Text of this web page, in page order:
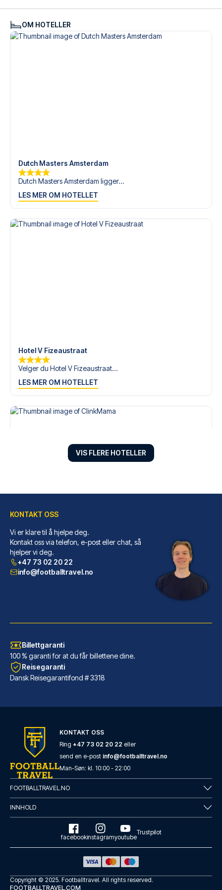
tilgjengelige på+47 73 02 20 22ellerherdersom du
Er du klar for å oppleve Ajax på Johan Cruijff ArenA mot
OM HOTELLER
Dutch Masters Amsterdam
Dutch Masters Amsterdam ligger...
LES MER OM HOTELLET
Hotel V Fizeaustraat
Velger du Hotel V Fizeaustraat...
LES MER OM HOTELLET
ClinkMama
Velger du ClinkMama bor du i h...
LES MER OM HOTELLET
Conscious Hotel Westerpark
Har du Conscious Hotel Westerp...
LES MER OM HOTELLET
VIS FLERE HOTELLER
KONTAKT OSS
Vi er klare til å hjelpe deg.
Kontakt oss via telefon, e-post eller chat, så
hjelper vi deg.
+47 73 02 20 22
info@footballtravel.no
Billettgaranti
100 % garanti for at du får billettene dine.
Reisegaranti
Dansk Reisegarantifond # 3318
KONTAKT OSS
Ring +47 73 02 20 22 eller
send en e-post info@footballtravel.no
Man-Søn: kl. 10:00 - 22:00
FOOTBALLTRAVEL.NO
INNHOLD
facebookinstagramyoutube
Trustpilot
Copyright © 2025. Footballtravel. All rights reserved.
FOOTBALLTRAVEL.COM